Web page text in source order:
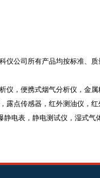
仪公司所有产品均按标准、
仪，便携式烟气分析仪，金属
露点传感器，红外测油仪，红
静电表，静电测试仪，湿式气